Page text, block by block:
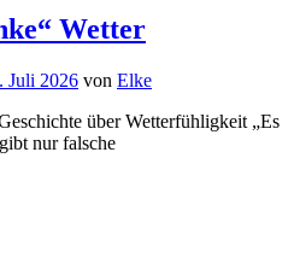
Wetter
Juli 2026 von Elke
über Wetterfühligkeit „Es
nur falsche